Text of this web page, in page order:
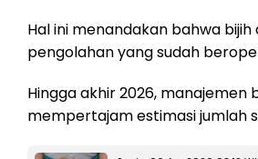
Hal ini menandakan bahwa
pengolahan yang sudah
Hingga akhir 2026,
mempertajam estimasi jumlah